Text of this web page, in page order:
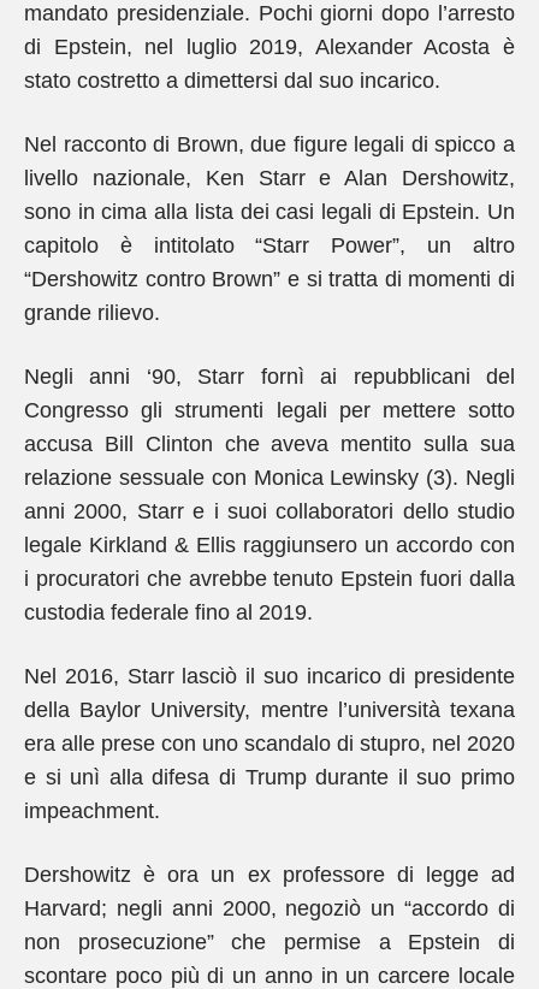
mandato presidenziale. Pochi giorni dopo l’arresto
di Epstein, nel luglio 2019, Alexander Acosta è
stato costretto a dimettersi dal suo incarico.
Nel racconto di Brown, due figure legali di spicco a
livello nazionale, Ken Starr e Alan Dershowitz,
sono in cima alla lista dei casi legali di Epstein. Un
capitolo è intitolato “Starr Power”, un altro
“Dershowitz contro Brown” e si tratta di momenti di
grande rilievo.
Negli anni ‘90, Starr fornì ai repubblicani del
Congresso gli strumenti legali per mettere sotto
accusa Bill Clinton che aveva mentito sulla sua
relazione sessuale con Monica Lewinsky (3). Negli
anni 2000, Starr e i suoi collaboratori dello studio
legale Kirkland & Ellis raggiunsero un accordo con
i procuratori che avrebbe tenuto Epstein fuori dalla
custodia federale fino al 2019.
Nel 2016, Starr lasciò il suo incarico di presidente
della Baylor University, mentre l’università texana
era alle prese con uno scandalo di stupro, nel 2020
e si unì alla difesa di Trump durante il suo primo
impeachment.
Dershowitz è ora un ex professore di legge ad
Harvard; negli anni 2000, negoziò un “accordo di
non prosecuzione” che permise a Epstein di
scontare poco più di un anno in un carcere locale